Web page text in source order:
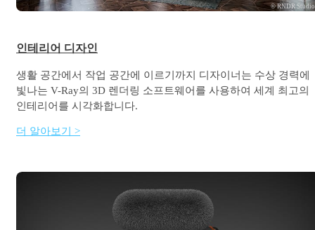
© RNDR Studio
인테리어 디자인
생활 공간에서 작업 공간에 이르기까지 디자이너는 수상 경력에
빛나는 V-Ray의 3D 렌더링 소프트웨어를 사용하여 세계 최고의
인테리어를 시각화합니다.
더 알아보기 >